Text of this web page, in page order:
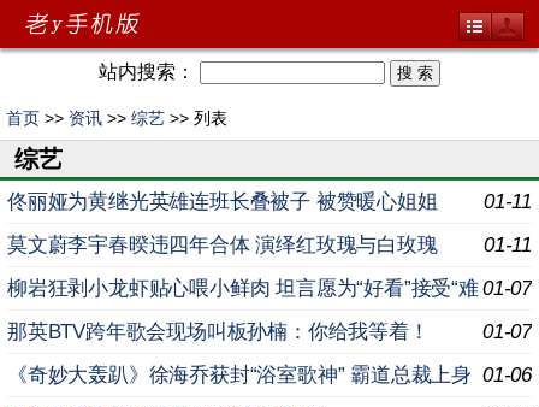
站内搜索：
首页 >> 资讯 >> 综艺 >> 列表
综艺
01-11
佟丽娅为黄继光英雄连班长叠被子 被赞暖心姐姐
01-11
莫文蔚李宇春暌违四年合体 演绎红玫瑰与白玫瑰
01-07
柳岩狂剥小龙虾贴心喂小鲜肉 坦言愿为“好看”接受“难
穿”
01-07
那英BTV跨年歌会现场叫板孙楠：你给我等着！
01-06
《奇妙大轰趴》徐海乔获封“浴室歌神” 霸道总裁上身